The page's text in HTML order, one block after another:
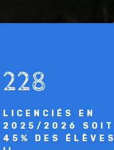
228
LICENCIÉS EN
2025/2026 SOIT
45% DES ÉLÈVES